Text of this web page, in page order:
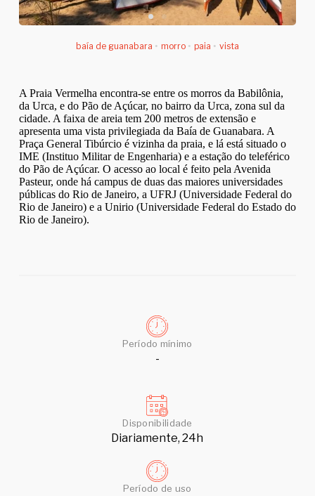
baía de guanabara • morro• paia • vista
A Praia Vermelha encontra-se entre os morros da Babilônia,
da Urca, e do Pão de Açúcar, no bairro da Urca, zona sul da
cidade. A faixa de areia tem 200 metros de extensão e
apresenta uma vista privilegiada da Baía de Guanabara. A
Praça General Tibúrcio é vizinha da praia, e lá está situado o
IME (Instituo Militar de Engenharia) e a estação do teleférico
do Pão de Açúcar. O acesso ao local é feito pela Avenida
Pasteur, onde há campus de duas das maiores universidades
públicas do Rio de Janeiro, a UFRJ (Universidade Federal do
Rio de Janeiro) e a Unirio (Universidade Federal do Estado do
Rio de Janeiro).
Período mínimo
-
Disponibilidade
Diariamente, 24h
Período de uso